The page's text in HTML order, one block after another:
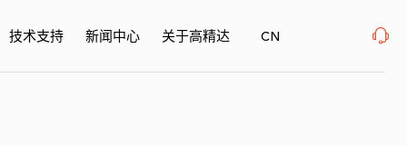
览会 、上海新国际博览中心· 浦东、W1馆E21 、欢迎莅临指导 2026年08
技术支持 新闻中心 关于高精达 CN